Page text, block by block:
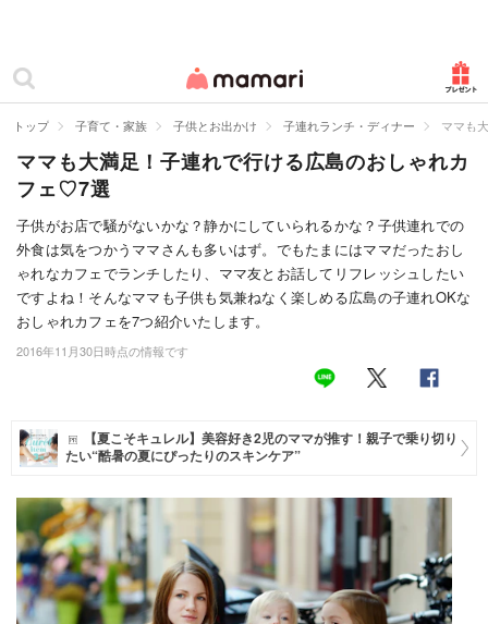
ママリ
カテゴリー一覧
妊娠
出産
赤ちゃん・育児
子育て・家族
病院
お仕事
マネー
トレンド・イベント
トップ 子育て・家族 子供とお出かけ 子連れランチ・ディナー ママも
ママも大満足！子連れで行ける広島のおしゃれカ
フェ♡7選
子供がお店で騒がないかな？静かにしていられるかな？子供連れでの
外食は気をつかうママさんも多いはず。でもたまにはママだったおし
ゃれなカフェでランチしたり、ママ友とお話してリフレッシュしたい
ですよね！そんなママも子供も気兼ねなく楽しめる広島の子連れOKな
おしゃれカフェを7つ紹介いたします。
2016年11月30日時点の情報です
【夏こそキュレル】美容好き2児のママが推す！親子で乗り切り
たい“酷暑の夏にぴったりのスキンケア”